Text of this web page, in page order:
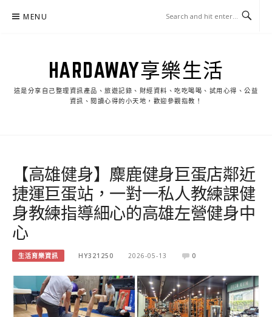
MENU
HARDAWAY享樂生活
這是分享自己整理資訊產品、旅遊記錄、財經資料、吃吃喝喝、試用心得、公益
資訊、閱讀心得的小天地，歡迎參觀指教！
【高雄健身】麋鹿健身巨蛋店鄰近
捷運巨蛋站，一對一私人教練課健
身教練指導細心的高雄左營健身中
心
生活育樂資訊 HY321250 2026-05-13 0